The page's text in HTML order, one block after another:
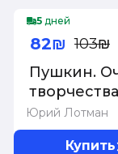
-20%
5 дней
Юрий Лотман
Пушкин.
82₪ 103₪
Купить